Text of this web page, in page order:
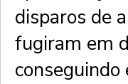
disparos de
fugiram em
conseguindo